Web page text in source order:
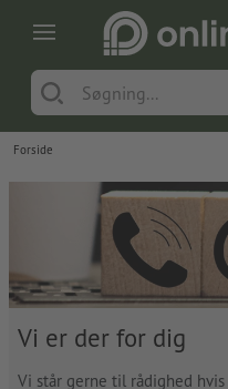
Forside
Vi er der for dig
Vi står gerne til rådighed